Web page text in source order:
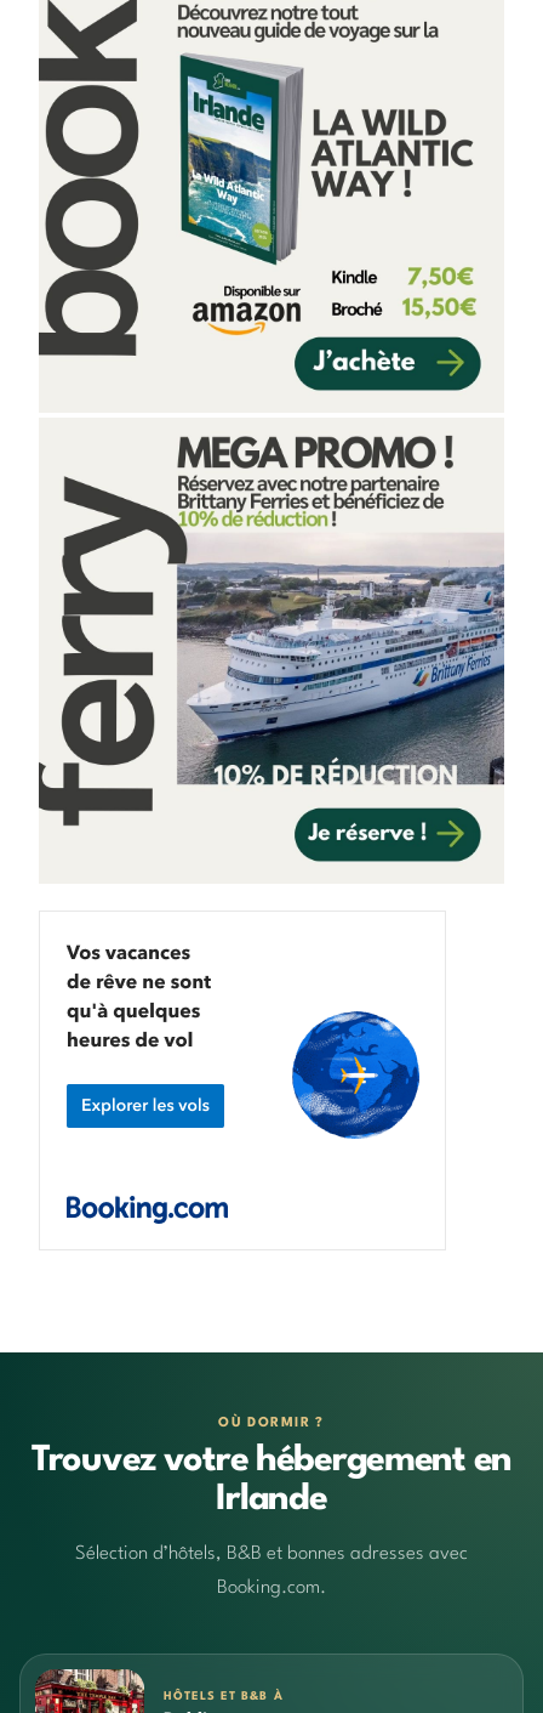
OÙ DORMIR ?
Trouvez votre hébergement en
Irlande
Sélection d’hôtels, B&B et bonnes adresses avec
Booking.com.
HÔTELS ET B&B À